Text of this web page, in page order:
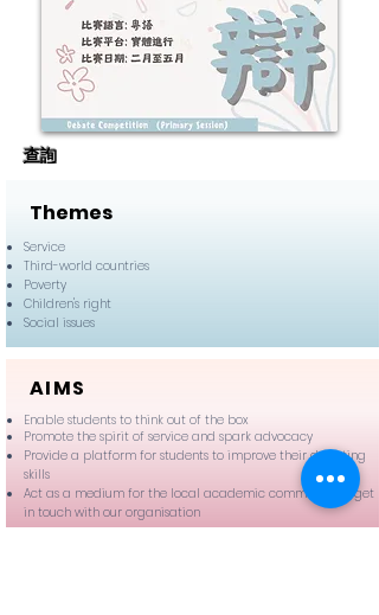
​查詢
​Themes
Service
Third-world countries
Poverty
Children's right
Social issues
AIMS
Enable students to think out of the box
Promote the spirit of service and spark advocacy
Provide a platform for students to improve their debating
skills
​Act as a medium for the local academic community to get
in touch with our organisation